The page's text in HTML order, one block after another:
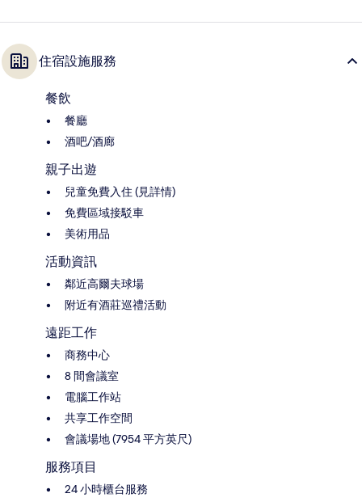
住宿設施服務
餐飲
餐廳
酒吧/酒廊
親子出遊
兒童免費入住 (見詳情)
免費區域接駁車
美術用品
活動資訊
鄰近高爾夫球場
附近有酒莊巡禮活動
遠距工作
商務中心
8 間會議室
電腦工作站
共享工作空間
會議場地 (7954 平方英尺)
服務項目
24 小時櫃台服務